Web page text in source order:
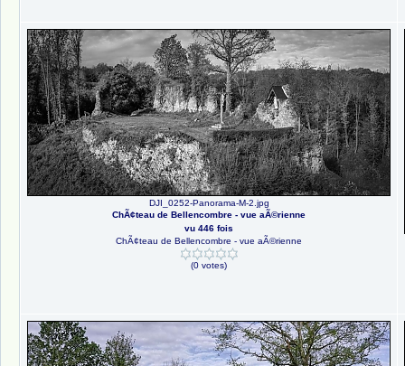
DJI_0252-Panorama-M-2.jpg
ChÃ¢teau de Bellencombre - vue aÃ©rienne
vu 446 fois
ChÃ¢teau de Bellencombre - vue aÃ©rienne
(0 votes)